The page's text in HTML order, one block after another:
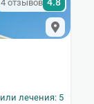
4 отзывов
лечения: 5